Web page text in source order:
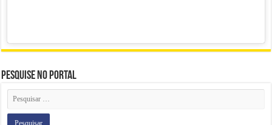
Pesquise no portal